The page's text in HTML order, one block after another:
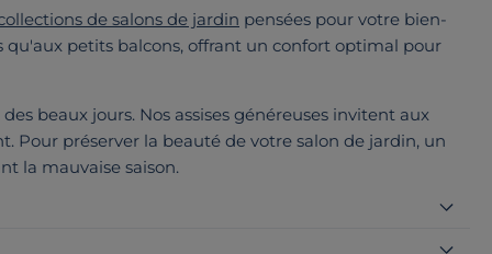
de salons de jardin pensées pour votre bien-
qu'aux petits balcons, offrant un confort optimal pour
beaux jours. Nos assises généreuses invitent aux
Pour préserver la beauté de votre salon de jardin, un
la mauvaise saison.